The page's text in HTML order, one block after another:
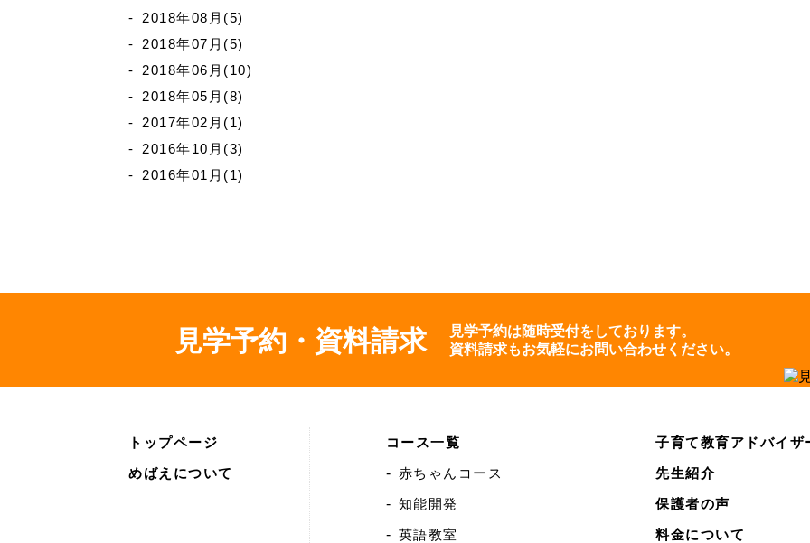
2018年08月(5)
2018年07月(5)
2018年06月(10)
2018年05月(8)
2017年02月(1)
2016年10月(3)
2016年01月(1)
見学予約・資料請求
見学予約は随時受付をしております。
資料請求もお気軽にお問い合わせください。
トップページ
めばえについて
コース一覧
赤ちゃんコース
知能開発
英語教室
子育て教育アドバイザ
先生紹介
保護者の声
料金について